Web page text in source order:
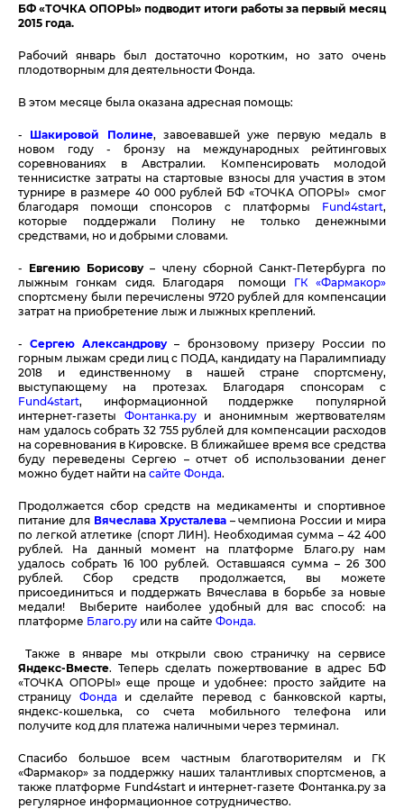
БФ «ТОЧКА ОПОРЫ» подводит итоги работы за первый месяц
2015 года.
Рабочий январь был достаточно коротким, но зато очень
плодотворным для деятельности Фонда.
В этом месяце была оказана адресная помощь:
- Шакировой Полине, завоевавшей уже первую медаль в
новом году - бронзу на международных рейтинговых
соревнованиях в Австралии. Компенсировать молодой
теннисистке затраты на стартовые взносы для участия в этом
турнире в размере 40 000 рублей БФ «ТОЧКА ОПОРЫ» смог
благодаря помощи спонсоров с платформы Fund4start,
которые поддержали Полину не только денежными
средствами, но и добрыми словами.
- Евгению Борисову– члену сборной Санкт-Петербурга по
лыжным гонкам сидя. Благодаря помощи ГК «Фармакор»
спортсмену были перечислены 9720 рублей для компенсации
затрат на приобретение лыж и лыжных креплений.
-Сергею Александрову– бронзовому призеру России по
горным лыжам среди лиц с ПОДА, кандидату на Паралимпиаду
2018 и единственному в нашей стране спортсмену,
выступающему на протезах. Благодаря спонсорам с
Fund4start, информационной поддержке популярной
интернет-газеты Фонтанка.руи анонимным жертвователям
нам удалось собрать 32 755 рублей для компенсации расходов
на соревнования в Кировске. В ближайшее время все средства
буду переведены Сергею – отчет об использовании денег
можно будет найти насайте Фонда.
Продолжается сбор средств на медикаменты и спортивное
питание для Вячеслава Хрусталева– чемпиона России и мира
по легкой атлетике (спорт ЛИН). Необходимая сумма – 42 400
рублей. На данный момент на платформе Благо.ру нам
удалось собрать 16 100 рублей. Оставшаяся сумма – 26 300
рублей. Сбор средств продолжается, вы можете
присоединиться и поддержать Вячеслава в борьбе за новые
медали! Выберите наиболее удобный для вас способ: на
платформе Благо.ру или на сайте Фонда.
Также в январе мы открыли свою страничку на сервисе
Яндекс-Вместе. Теперь сделать пожертвование в адрес БФ
«ТОЧКА ОПОРЫ» еще проще и удобнее: просто зайдите на
страницу Фондаи сделайте перевод с банковской карты,
яндекс-кошелька, со счета мобильного телефона или
получите код для платежа наличными через терминал.
Спасибо большое всем частным благотворителям и ГК
«Фармакор» за поддержку наших талантливых спортсменов, а
также платформе Fund4start и интернет-газете Фонтанка.ру за
регулярное информационное сотрудничество.